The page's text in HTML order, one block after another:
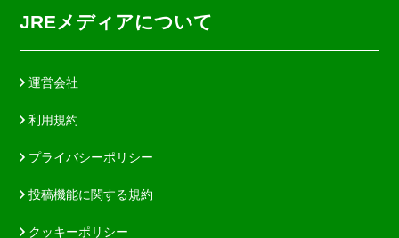
JREメディアについて
運営会社
利用規約
プライバシーポリシー
投稿機能に関する規約
クッキーポリシー